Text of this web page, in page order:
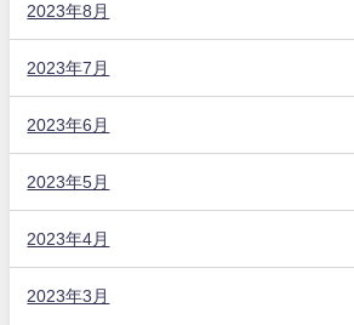
2023年8月
2023年7月
2023年6月
2023年5月
2023年4月
2023年3月